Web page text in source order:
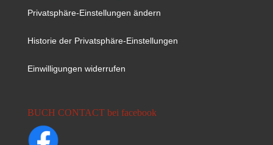
Privatsphäre-Einstellungen ändern
Historie der Privatsphäre-Einstellungen
Einwilligungen widerrufen
BUCH CONTACT bei facebook